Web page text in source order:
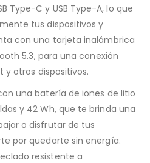
Type-C y USB Type-A, lo que
tus dispositivos y
con una tarjeta inalámbrica
5.3, para una conexión
otros dispositivos.
una batería de iones de litio
y 42 Wh, que te brinda una
o disfrutar de tus
por quedarte sin energía.
resistente a